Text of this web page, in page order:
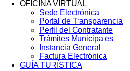
OFICINA VIRTUAL
Sede Electrónica
Portal de Transparencia
Perfil del Contratante
Trámites Municipales
Instancia General
Factura Electrónica
GUÍA TURÍSTICA